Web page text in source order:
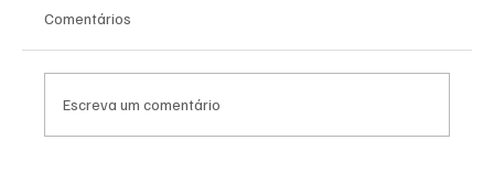
Comentários
Escreva um comentário